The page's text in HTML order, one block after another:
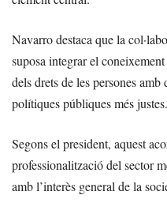
Navarro destaca que la
suposa integrar el
dels drets de les persones
polítiques públiques més justes.
Segons el president, aquest
professionalització del sector
amb l’interès general de la